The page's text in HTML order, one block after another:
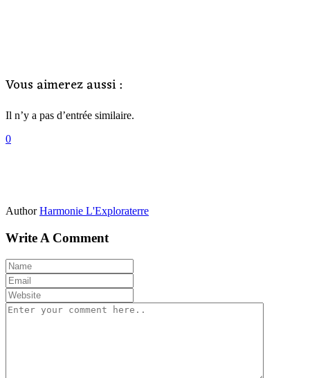
Vous aimerez aussi :
Il n’y a pas d’entrée similaire.
0
Author Harmonie L'Exploraterre
Write A Comment